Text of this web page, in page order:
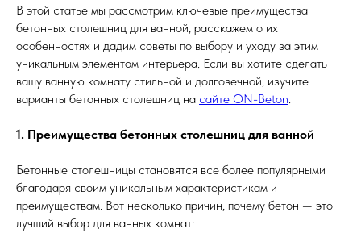
В этой статье мы рассмотрим ключевые преимущества
бетонных столешниц для ванной, расскажем о их
особенностях и дадим советы по выбору и уходу за этим
уникальным элементом интерьера. Если вы хотите сделать
вашу ванную комнату стильной и долговечной, изучите
варианты бетонных столешниц на сайте ON-Beton.
1. Преимущества бетонных столешниц для ванной
Бетонные столешницы становятся все более популярными
благодаря своим уникальным характеристикам и
преимуществам. Вот несколько причин, почему бетон — это
лучший выбор для ванных комнат: